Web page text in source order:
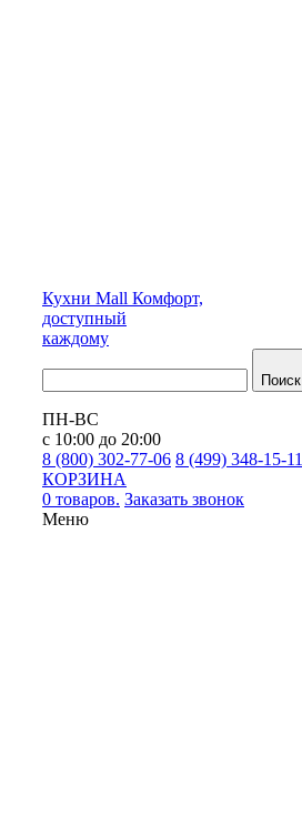
Кухни Mall Комфорт,
доступный
каждому
Поиск
ПН-ВС
с 10:00 до 20:00
8 (800) 302-77-06 8 (499) 348-15-11
КОРЗИНА
0 товаров. Заказать звонок
Меню